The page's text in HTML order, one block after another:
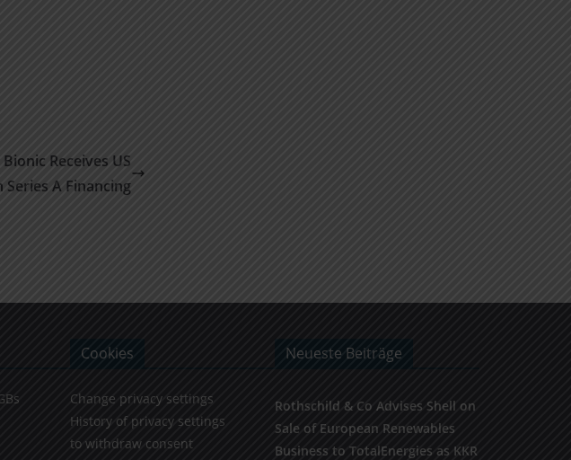
Receives US
Series A Financing
Cookies
Change privacy settings
History of privacy settings
to withdraw consent
Neueste Beiträge
Rothschild & Co Advises Shell on
Sale of European Renewables
Business to TotalEnergies as KKR